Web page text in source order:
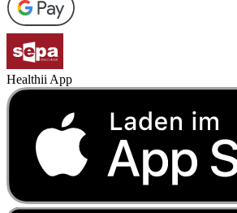
Healthii App